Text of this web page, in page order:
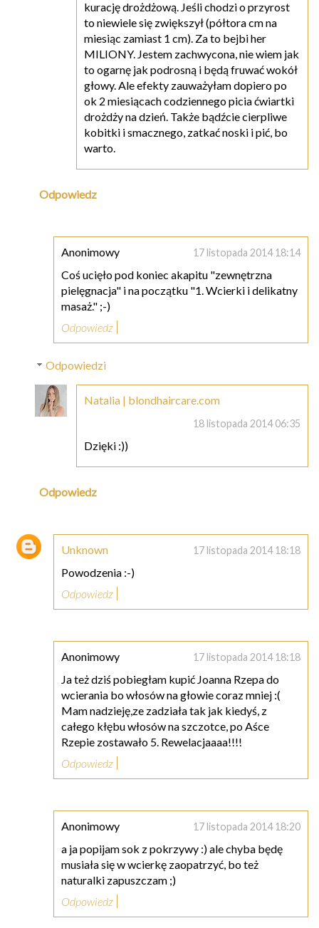
kurację drożdżową. Jeśli chodzi o przyrost
to niewiele się zwiększył (półtora cm na
miesiąc zamiast 1 cm). Za to bejbi her
MILIONY. Jestem zachwycona, nie wiem jak
to ogarnę jak podrosną i będą fruwać wokół
głowy. Ale efekty zauważyłam dopiero po
ok 2 miesiącach codziennego picia ćwiartki
drożdży na dzień. Także bądźcie cierpliwe
kobitki i smacznego, zatkać noski i pić, bo
warto.
Odpowiedz
Anonimowy 17 listopada 2014 18:14
Coś ucięło pod koniec akapitu "zewnętrzna
pielęgnacja" i na początku "1. Wcierki i delikatny
masaż." ;-)
Odpowiedz
Odpowiedzi
Natalia | blondhaircare.com
18 listopada 2014 06:35
Dzięki :))
Odpowiedz
Unknown 17 listopada 2014 18:18
Powodzenia :-)
Odpowiedz
Anonimowy 17 listopada 2014 18:18
Ja też dziś pobiegłam kupić Joanna Rzepa do
wcierania bo włosów na głowie coraz mniej :(
Mam nadzieję,ze zadziała tak jak kiedyś, z
całego kłębu włosów na szczotce, po Aśce
Rzepie zostawało 5. Rewelacjaaaa!!!!
Odpowiedz
Anonimowy 17 listopada 2014 18:20
a ja popijam sok z pokrzywy :) ale chyba będę
musiała się w wcierkę zaopatrzyć, bo też
naturalki zapuszczam ;)
Odpowiedz